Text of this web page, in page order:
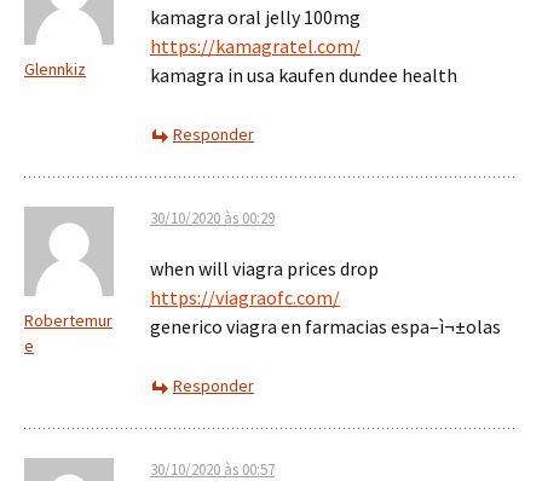
Glennkiz
kamagra oral jelly 100mg
https://kamagratel.com/
kamagra in usa kaufen dundee health
Responder
Robertemur
e
30/10/2020 às 00:29
when will viagra prices drop
https://viagraofc.com/
generico viagra en farmacias espa–ì¬±olas
Responder
30/10/2020 às 00:57